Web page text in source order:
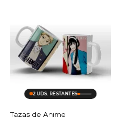
2 UDS. RESTANTES
Tazas de Anime
$4,99
hasta
$9,99